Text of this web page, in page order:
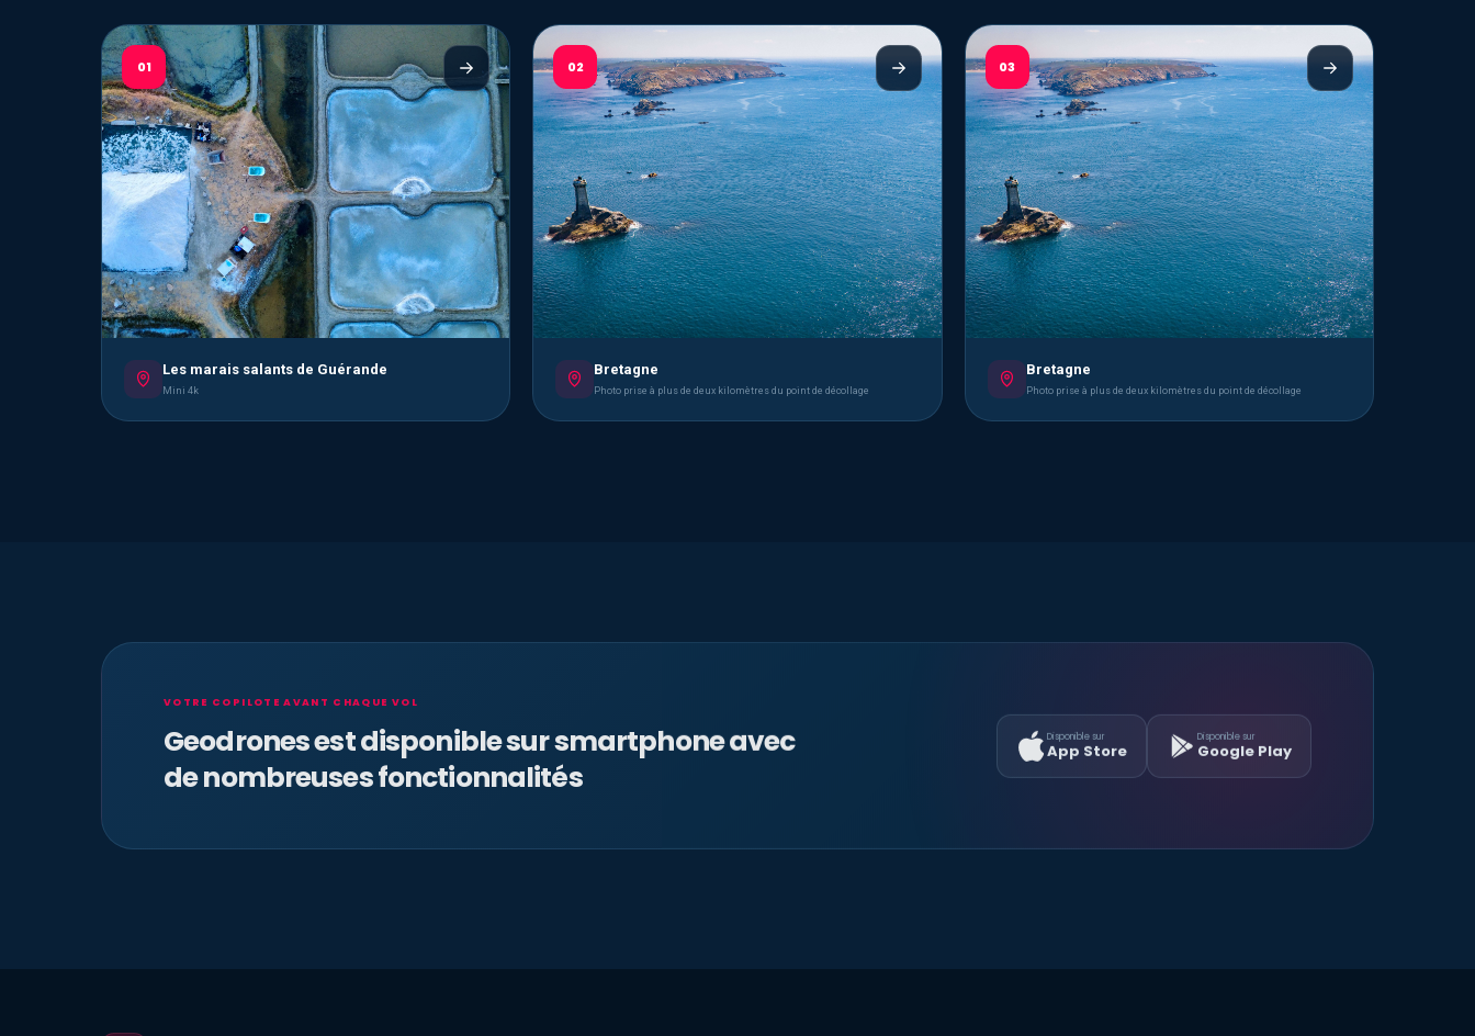
01
Les marais salants de Guérande
Mini 4k
02
Bretagne
Photo prise à plus de deux kilomètres du point de décollage
03
Bretagne
Photo prise à plus de deux kilomètres du point de décollage
VOTRE COPILOTE AVANT CHAQUE VOL
Geodrones est disponible sur smartphone avec
de nombreuses fonctionnalités
Disponible sur
App Store
Disponible sur
Google Play